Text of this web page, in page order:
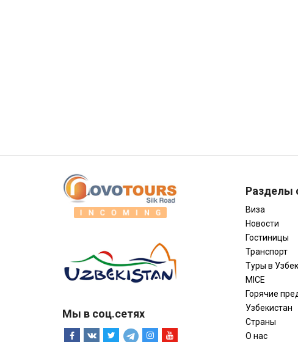
Мы в соц.сетях
Разделы
Виза
Новости
Гостиницы
Транспорт
Туры в
MICE
Горячие
Узбекистан
Страны
О нас